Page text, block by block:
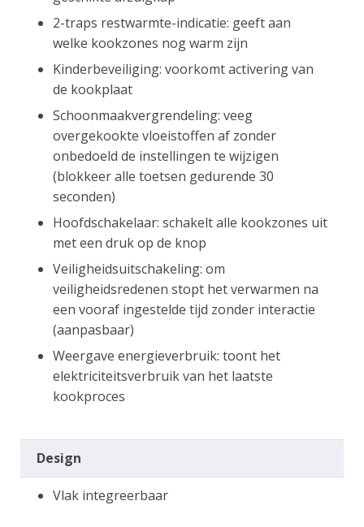
2-traps restwarmte-indicatie: geeft aan
welke kookzones nog warm zijn
Kinderbeveiliging: voorkomt activering van
de kookplaat
Schoonmaakvergrendeling: veeg
overgekookte vloeistoffen af zonder
onbedoeld de instellingen te wijzigen
(blokkeer alle toetsen gedurende 30
seconden)
Hoofdschakelaar: schakelt alle kookzones uit
met een druk op de knop
Veiligheidsuitschakeling: om
veiligheidsredenen stopt het verwarmen na
een vooraf ingestelde tijd zonder interactie
(aanpasbaar)
Weergave energieverbruik: toont het
elektriciteitsverbruik van het laatste
kookproces
Design
Vlak integreerbaar